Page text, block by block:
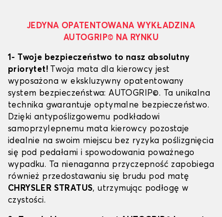
JEDYNA OPATENTOWANA WYKŁADZINA
AUTOGRIP© NA RYNKU
1- Twoje bezpieczeństwo to nasz absolutny
priorytet! Twoja mata dla kierowcy jest
wyposażona w ekskluzywny opatentowany
system bezpieczeństwa: AUTOGRIP©. Ta unikalna
technika gwarantuje optymalne bezpieczeństwo.
Dzięki antypoślizgowemu podkładowi
samoprzylepnemu mata kierowcy pozostaje
idealnie na swoim miejscu bez ryzyka poślizgnięcia
się pod pedałami i spowodowania poważnego
wypadku. Ta nienaganna przyczepność zapobiega
również przedostawaniu się brudu pod matę
CHRYSLER STRATUS, utrzymując podłogę w
czystości.